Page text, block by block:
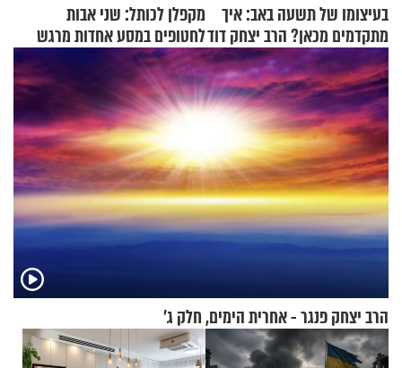
בעיצומו של תשעה באב: איך
מתקדמים מכאן? הרב יצחק דוד
גרוסמן בשיחה מיוחדת
מקפלן לכותל: שני אבות
לחטופים במסע אחדות מרגש
הרב יצחק פנגר - אחרית הימים, חלק ג’